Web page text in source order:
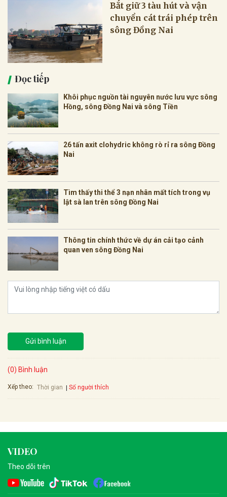
Bắt giữ 3 tàu hút và vận
chuyển cát trái phép trên
sông Đồng Nai
Đọc tiếp
Khôi phục nguồn tài nguyên nước lưu vực sông
Hồng, sông Đồng Nai và sông Tiền
26 tấn axit clohydric không rò rỉ ra sông Đồng
Nai
Tìm thấy thi thể 3 nạn nhân mất tích trong vụ
lật sà lan trên sông Đồng Nai
Thông tin chính thức về dự án cải tạo cảnh
quan ven sông Đồng Nai
Gửi bình luận
(0) Bình luận
Xếp theo: Thời gian Số người thích
VIDEO
Theo dõi trên